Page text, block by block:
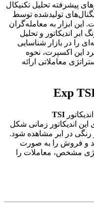
پیشرفته تحلیل تکنیکال
تولیدشده توسط
ابزار به معامله‌گران
ابر اندیکاتور و تحلیل
را در بازار شناسایی
این اکسپرت، نحوه
معاملاتی ارائه
TSI
اندیکاتور زمانی شکل
در ابر مشاهده شود.
و فروش را به صورت
مشخص، معاملات را